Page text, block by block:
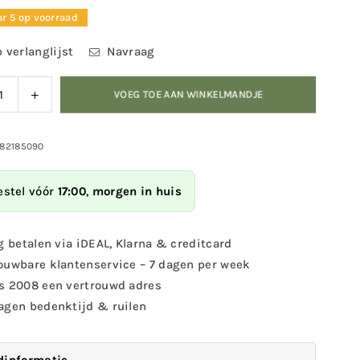
5 op voorraad
verlanglijst Navraag
Verhoog
de
voor
het
zelf
VOEG TOE AAN WINKELMANDJE
vóór 17:00, morgen in huis
betalen via iDEAL, Klarna & creditcard
klantenservice – 7 dagen per week
2008 een vertrouwd adres
bedenktijd & ruilen